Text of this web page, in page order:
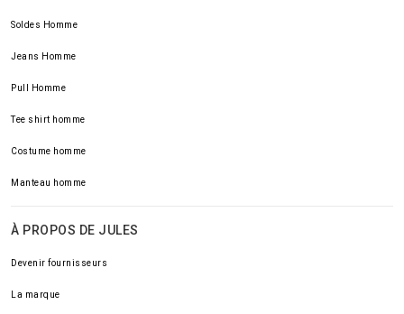
Soldes Homme
Jeans Homme
Pull Homme
Tee shirt homme
Costume homme
Manteau homme
À PROPOS DE JULES
Devenir fournisseurs
La marque